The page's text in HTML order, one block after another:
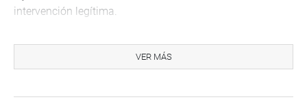
intervención legítima.
preliminar a la Policía Nacional, así como la reciente
aprobación de la creación de un banco de perfiles
VER MÁS